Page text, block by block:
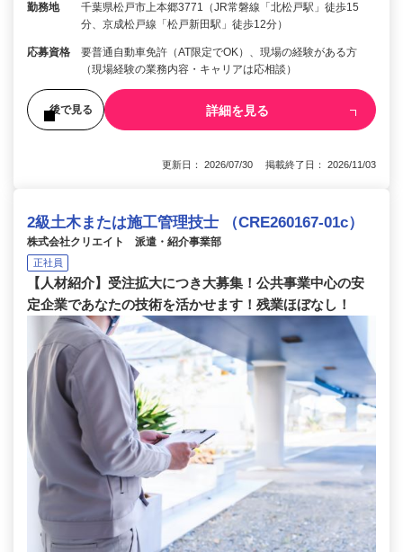
勤務地
千葉県松戸市上本郷3771（JR常磐線「北松戸駅」徒歩15
分、京成松戸線「松戸新田駅」徒歩12分）
応募資格
要普通自動車免許（AT限定でOK）、現場の経験がある方
（現場経験の業務内容・キャリアは応相談）
後で見る 詳細を見る
更新日： 2026/07/30 掲載終了日： 2026/11/03
2級土木または施工管理技士 （CRE260167-01c）
株式会社クリエイト 派遣・紹介事業部
正社員
【人材紹介】受注拡大につき大募集！公共事業中心の安
定企業であなたの技術を活かせます！残業ほぼなし！